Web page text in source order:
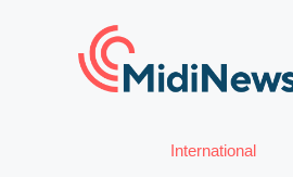
International